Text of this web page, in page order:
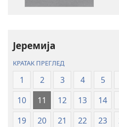
Јеремија
КРАТАК ПРЕГЛЕД
1 2 3 4 5
10
11 12 13 14
19
20 21 22 23